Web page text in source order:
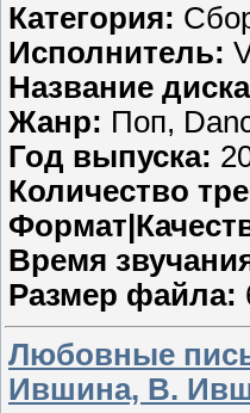
Категория:
Исполнитель:
Название
Жанр: Поп,
Год выпуска:
Количество
Время
Размер файла:
Любовные
Ившина, В.